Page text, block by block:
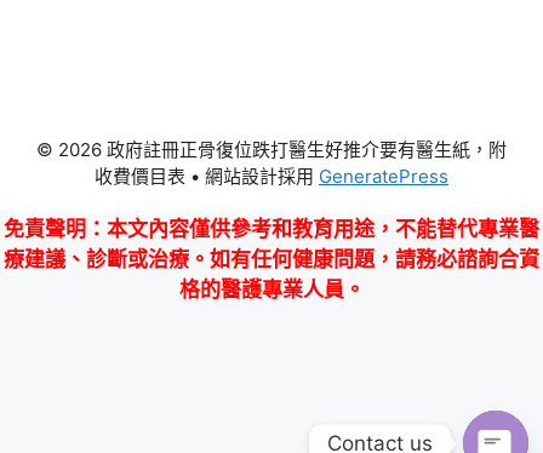
© 2026 政府註冊正骨復位跌打醫生好推介要有醫生紙，附
收費價目表 • 網站設計採用 GeneratePress
免責聲明 ：本文內容僅供參考和教育用途，不能替代專業醫
療建議、診斷或治療。如有任何健康問題，請務必諮詢合資
格的醫護專業人員。
Contact us